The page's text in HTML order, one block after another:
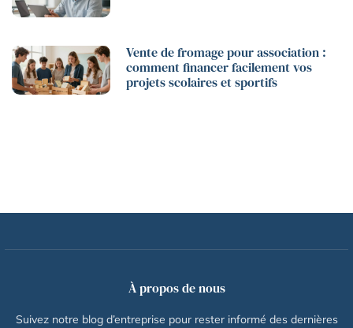
Vente de fromage pour association :
comment financer facilement vos
projets scolaires et sportifs
À propos de nous
Suivez notre blog d’entreprise pour rester informé des dernières